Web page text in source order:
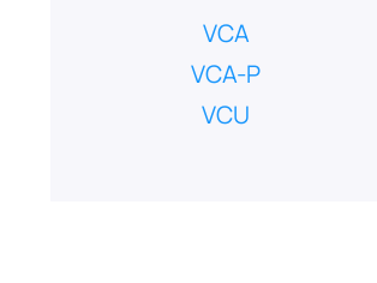
VCA
VCA-P
VCU